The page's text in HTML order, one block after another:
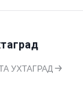
УХТАГРАД